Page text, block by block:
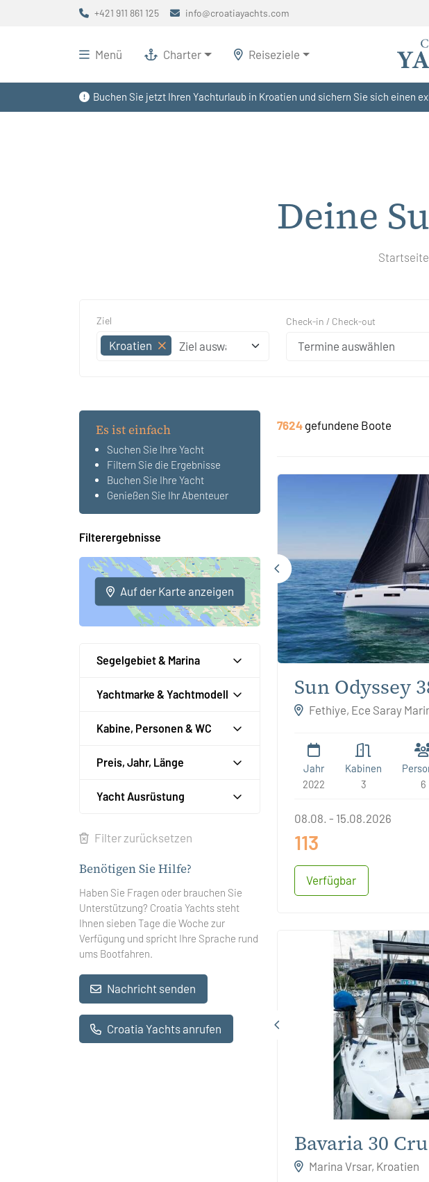
Buchen Sie jetzt Ihren Yachturlaub in Kroatien und sichern Sie sich einen
+421 911 861 125 info@croatiayachts.com
Menü Charter Reiseziele
Deine
Startseite
Ziel
Kroatien
Check-in / Check-out
Es ist einfach
Suchen Sie Ihre Yacht
Filtern Sie die Ergebnisse
Buchen Sie Ihre Yacht
Genießen Sie Ihr Abenteuer
Filterergebnisse
Auf der Karte anzeigen
Segelgebiet & Marina
Yachtmarke & Yachtmodell
Kabine, Personen & WC
Preis, Jahr, Länge
Yacht Ausrüstung
Filter zurücksetzen
Benötigen Sie Hilfe?
Haben Sie Fragen oder brauchen Sie
Unterstützung? Croatia Yachts steht
Ihnen sieben Tage die Woche zur
Verfügung und spricht Ihre Sprache rund
ums Bootfahren.
Nachricht senden
Croatia Yachts anrufen
7624 gefundene Boote
Sun Odyssey
Breeze
Fethiye, Ece Saray
Jahr
2022
Kabinen
3
6
Verfügbar
08.08. - 15.08.2026
113
Bavaria 30
Luna
Marina Vrsar, Kroatien